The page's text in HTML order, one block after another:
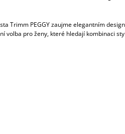
Trimm PEGGY zaujme elegantním
volba pro ženy, které hledají kombinaci